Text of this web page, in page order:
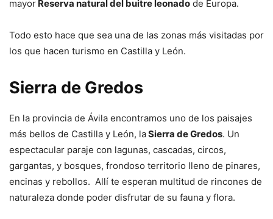
mayor Reserva natural del buitre leonado de Europa.
Todo esto hace que sea una de las zonas más visitadas por
los que hacen turismo en Castilla y León.
Sierra de Gredos
En la provincia de Ávila encontramos uno de los paisajes
más bellos de Castilla y León, laSierra de Gredos. Un
espectacular paraje con lagunas, cascadas, circos,
gargantas, y bosques, frondoso territorio lleno de pinares,
encinas y rebollos. Allí te esperan multitud de rincones de
naturaleza donde poder disfrutar de su fauna y flora.